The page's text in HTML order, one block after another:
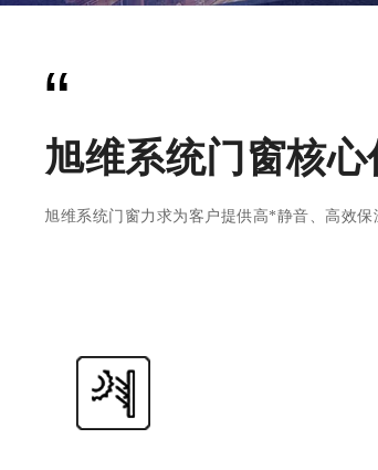
“
旭维系统门窗核心
旭维系统门窗力求为客户提供高*静音、高效保